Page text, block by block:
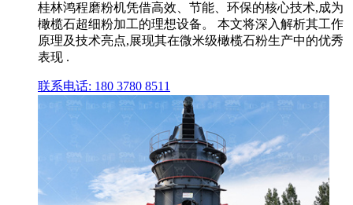
桂林鸿程磨粉机凭借高效、节能、环保的核心技术,成为
橄榄石超细粉加工的理想设备。 本文将深入解析其工作
原理及技术亮点,展现其在微米级橄榄石粉生产中的优秀
表现 .
联系电话: 180 3780 8511